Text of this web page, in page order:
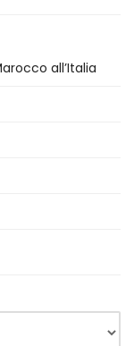
all’Italia